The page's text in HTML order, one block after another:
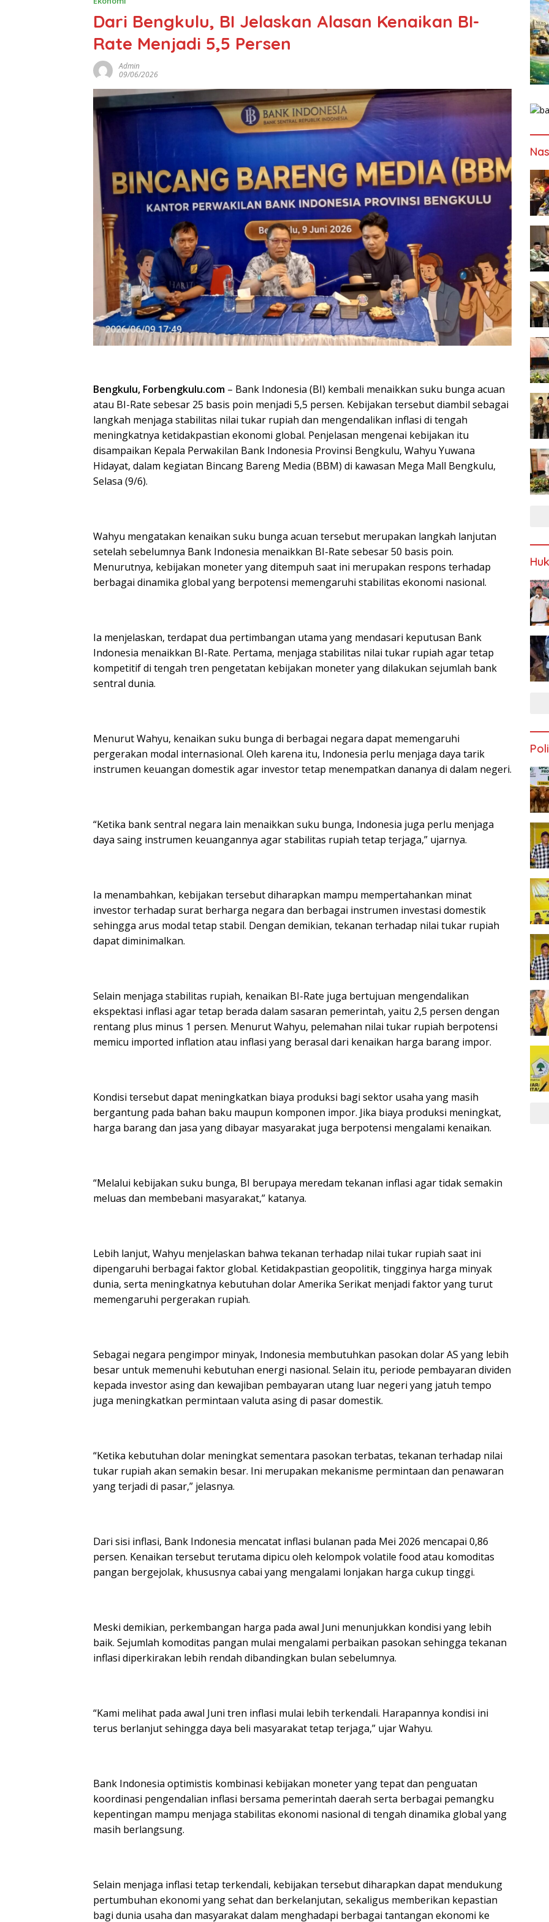
‎Dari Bengkulu, BI Jelaskan Alasan Kenaikan BI-
Rate Menjadi 5,5 Persen
Admin
09/06/2026
Bengkulu, Forbengkulu.com – Bank Indonesia (BI) kembali menaikkan suku bunga acuan
atau BI-Rate sebesar 25 basis poin menjadi 5,5 persen. Kebijakan tersebut diambil sebagai
langkah menjaga stabilitas nilai tukar rupiah dan mengendalikan inflasi di tengah
meningkatnya ketidakpastian ekonomi global. Penjelasan mengenai kebijakan itu
disampaikan Kepala Perwakilan Bank Indonesia Provinsi Bengkulu, Wahyu Yuwana
Hidayat, dalam kegiatan Bincang Bareng Media (BBM) di kawasan Mega Mall Bengkulu,
Selasa (9/6).
‎Wahyu mengatakan kenaikan suku bunga acuan tersebut merupakan langkah lanjutan
setelah sebelumnya Bank Indonesia menaikkan BI-Rate sebesar 50 basis poin.
Menurutnya, kebijakan moneter yang ditempuh saat ini merupakan respons terhadap
berbagai dinamika global yang berpotensi memengaruhi stabilitas ekonomi nasional.
‎Ia menjelaskan, terdapat dua pertimbangan utama yang mendasari keputusan Bank
Indonesia menaikkan BI-Rate. Pertama, menjaga stabilitas nilai tukar rupiah agar tetap
kompetitif di tengah tren pengetatan kebijakan moneter yang dilakukan sejumlah bank
sentral dunia.
‎Menurut Wahyu, kenaikan suku bunga di berbagai negara dapat memengaruhi
pergerakan modal internasional. Oleh karena itu, Indonesia perlu menjaga daya tarik
instrumen keuangan domestik agar investor tetap menempatkan dananya di dalam negeri.
‎“Ketika bank sentral negara lain menaikkan suku bunga, Indonesia juga perlu menjaga
daya saing instrumen keuangannya agar stabilitas rupiah tetap terjaga,” ujarnya.
‎Ia menambahkan, kebijakan tersebut diharapkan mampu mempertahankan minat
investor terhadap surat berharga negara dan berbagai instrumen investasi domestik
sehingga arus modal tetap stabil. Dengan demikian, tekanan terhadap nilai tukar rupiah
dapat diminimalkan.
‎Selain menjaga stabilitas rupiah, kenaikan BI-Rate juga bertujuan mengendalikan
ekspektasi inflasi agar tetap berada dalam sasaran pemerintah, yaitu 2,5 persen dengan
rentang plus minus 1 persen. Menurut Wahyu, pelemahan nilai tukar rupiah berpotensi
memicu imported inflation atau inflasi yang berasal dari kenaikan harga barang impor.
‎Kondisi tersebut dapat meningkatkan biaya produksi bagi sektor usaha yang masih
bergantung pada bahan baku maupun komponen impor. Jika biaya produksi meningkat,
harga barang dan jasa yang dibayar masyarakat juga berpotensi mengalami kenaikan.
‎“Melalui kebijakan suku bunga, BI berupaya meredam tekanan inflasi agar tidak semakin
meluas dan membebani masyarakat,” katanya.
‎Lebih lanjut, Wahyu menjelaskan bahwa tekanan terhadap nilai tukar rupiah saat ini
dipengaruhi berbagai faktor global. Ketidakpastian geopolitik, tingginya harga minyak
dunia, serta meningkatnya kebutuhan dolar Amerika Serikat menjadi faktor yang turut
memengaruhi pergerakan rupiah.
‎Sebagai negara pengimpor minyak, Indonesia membutuhkan pasokan dolar AS yang lebih
besar untuk memenuhi kebutuhan energi nasional. Selain itu, periode pembayaran dividen
kepada investor asing dan kewajiban pembayaran utang luar negeri yang jatuh tempo
juga meningkatkan permintaan valuta asing di pasar domestik.
‎“Ketika kebutuhan dolar meningkat sementara pasokan terbatas, tekanan terhadap nilai
tukar rupiah akan semakin besar. Ini merupakan mekanisme permintaan dan penawaran
yang terjadi di pasar,” jelasnya.
‎Dari sisi inflasi, Bank Indonesia mencatat inflasi bulanan pada Mei 2026 mencapai 0,86
persen. Kenaikan tersebut terutama dipicu oleh kelompok volatile food atau komoditas
pangan bergejolak, khususnya cabai yang mengalami lonjakan harga cukup tinggi.
‎Meski demikian, perkembangan harga pada awal Juni menunjukkan kondisi yang lebih
baik. Sejumlah komoditas pangan mulai mengalami perbaikan pasokan sehingga tekanan
inflasi diperkirakan lebih rendah dibandingkan bulan sebelumnya.
‎“Kami melihat pada awal Juni tren inflasi mulai lebih terkendali. Harapannya kondisi ini
terus berlanjut sehingga daya beli masyarakat tetap terjaga,” ujar Wahyu.
‎Bank Indonesia optimistis kombinasi kebijakan moneter yang tepat dan penguatan
koordinasi pengendalian inflasi bersama pemerintah daerah serta berbagai pemangku
kepentingan mampu menjaga stabilitas ekonomi nasional di tengah dinamika global yang
masih berlangsung.
‎Selain menjaga inflasi tetap terkendali, kebijakan tersebut diharapkan dapat mendukung
pertumbuhan ekonomi yang sehat dan berkelanjutan, sekaligus memberikan kepastian
bagi dunia usaha dan masyarakat dalam menghadapi berbagai tantangan ekonomi ke